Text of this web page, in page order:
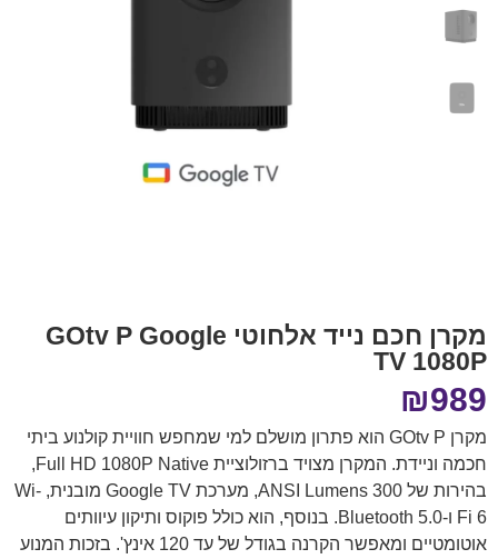
מקרן חכם נייד אלחוטי GOtv P Google
TV 1080P
₪989
מקרן GOtv P הוא פתרון מושלם למי שמחפש חוויית קולנוע ביתי
חכמה וניידת. המקרן מצויד ברזולוציית Full HD 1080P Native,
בהירות של 300 ANSI Lumens, מערכת Google TV מובנית, Wi-
Fi 6 ו-Bluetooth 5.0. בנוסף, הוא כולל פוקוס ותיקון עיוותים
אוטומטיים ומאפשר הקרנה בגודל של עד 120 אינץ'. בזכות המנוע